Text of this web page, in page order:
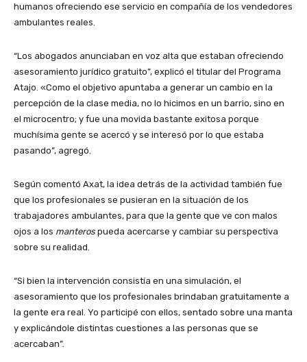
humanos ofreciendo ese servicio en compañía de los vendedores
ambulantes reales.
“Los abogados anunciaban en voz alta que estaban ofreciendo
asesoramiento jurídico gratuito”, explicó el titular del Programa
Atajo. «Como el objetivo apuntaba a generar un cambio en la
percepción de la clase media, no lo hicimos en un barrio, sino en
el microcentro; y fue una movida bastante exitosa porque
muchísima gente se acercó y se interesó por lo que estaba
pasando”, agregó.
Según comentó Axat, la idea detrás de la actividad también fue
que los profesionales se pusieran en la situación de los
trabajadores ambulantes, para que la gente que ve con malos
ojos a los manteros pueda acercarse y cambiar su perspectiva
sobre su realidad.
“Si bien la intervención consistía en una simulación, el
asesoramiento que los profesionales brindaban gratuitamente a
la gente era real. Yo participé con ellos, sentado sobre una manta
y explicándole distintas cuestiones a las personas que se
acercaban”.